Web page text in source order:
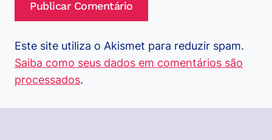
Este site utiliza o Akismet para reduzir spam.
Saiba como seus dados em comentários são
processados.